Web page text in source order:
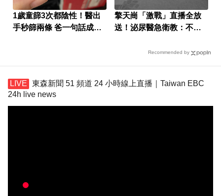
1歲童篩3次都陰性！醫出
手秒篩兩條 爸一句話成關
擎天崗「激戰」直播全放
送！泌尿醫急衛教：不要
Recommended by
東森新聞 51 頻道 24 小時線上直播｜Taiwan EBC
24h live news